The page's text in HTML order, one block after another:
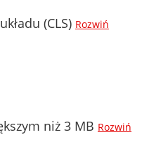
(CLS) Rozwiń
niż 3 MB Rozwiń